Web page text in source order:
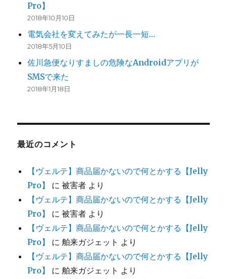
Pro】
2018年10月10日
電気会社を変えてみたが一長一短…
2018年5月10日
佐川急便なりすましの危険なAndroidアプリが
SMSで来た
2018年1月18日
最近のコメント
【ヴェルテ】商品届かないので何とかする【Jelly
Pro】
に被害者 より
【ヴェルテ】商品届かないので何とかする【Jelly
Pro】
に被害者 より
【ヴェルテ】商品届かないので何とかする【Jelly
Pro】
に舶来ガジェット より
【ヴェルテ】商品届かないので何とかする【Jelly
Pro】
に舶来ガジェット より